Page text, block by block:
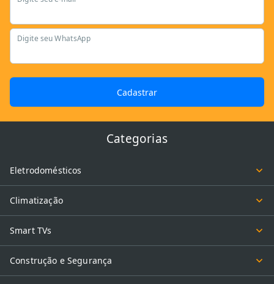
Digite seu WhatsApp
Cadastrar
Categorias
Eletrodomésticos
Climatização
Smart TVs
Construção e Segurança